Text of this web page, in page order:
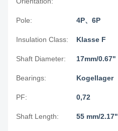
Pole: 4P、6P
Insulation Class: Klasse F
Shaft Diameter: 17mm/0.67"
Bearings: Kogellager
PF: 0,72
Shaft Length: 55 mm/2.17"